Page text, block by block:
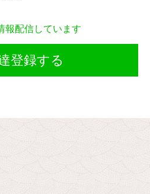
報配信しています
登録する